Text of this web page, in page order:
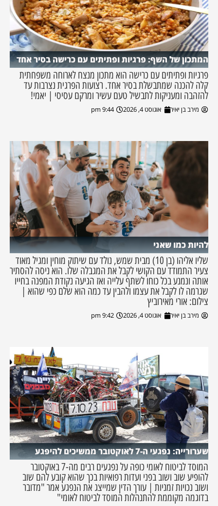
המתכון של השף: פרגיות ופתיתים עם כרישה בסיר אחד
פרגיות ופתיתים עם כרישה הוא מתכון מנצח לארוחה משפחתית
קלה להכנה שמתבשלת בסיר אחד. רצועות הפרגית נצרבות עד
להזהבה ומעניקות לתבשיל טעם עשיר ומרקם עסיסי | יאמי!
מירב בן יאיר אוגוסט 4, 2026 9:44 pm
להיות כמו שאני
שליו אליהו (בן 10) מבית שמש, נולד עם שיתוק מוחין ומגיל מאוד
צעיר התמודד עם הקושי לקבל את המגבלה שלו. הוא ניסה להסתיר
אותה ונמנע בכל כוחו לשתף עלייה ואז הגיעה נקודת המפנה בחייו
שגרמה לו לקבל את עצמו ולהבין עד כמה הוא שלם כפי שהוא |
צילום: אורי מאירוביץ
מירב בן יאיר אוגוסט 4, 2026 9:42 pm
שערורייה: נפגעי ה-7 לאוקטובר ממשיכים להיפגע
המוסד לביטוח לאומי כופה על נפגעים רבים מה-7 באוקטובר
להופיע שוב ושוב בפני ועדות רפואיות בכך שהוא קובע להם שוב
ושוב נכויות זמניות | עורך הדין שמייצג את הנפגע אמר "מדובר
בדוגמה מקוממת להתנהלות המוסד לביטוח לאומי"